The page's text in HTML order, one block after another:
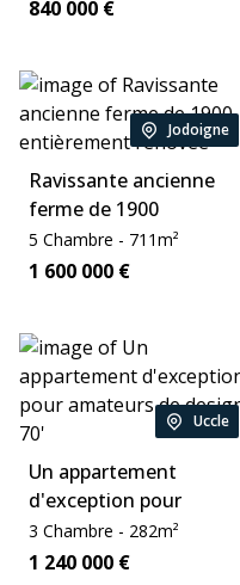
Price:
840 000 €
Location:
Jodoigne
Ravissante ancienne
ferme de 1900
entièrement rénovée
sur un terrain de 3 Ha
Chambre:
5 Chambre - Zone:
711m²
Price:
1 600 000 €
Location:
Uccle
Un appartement
d'exception pour
amateurs de design
70'
Chambre:
3 Chambre - Zone:
282m²
Price:
1 240 000 €